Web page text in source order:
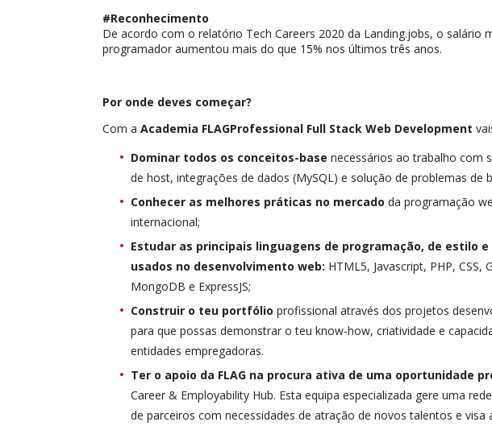
#Reconhecimento
De acordo com o relatório Tech Careers 2020 da Landing.jobs, o salário
programador aumentou mais do que 15% nos últimos três anos.
Por onde deves começar?
Com aAcademia FLAGProfessional Full Stack Web Development
Dominar todos os conceitos-base necessários ao trabalho com
de host, integrações de dados (MySQL) e solução de problemas de
Conhecer as melhores práticas no mercado da programação
internacional;
Estudar as principais linguagens de programação, de estilo
usados no desenvolvimento web: HTML5, Javascript, PHP, CSS,
MongoDB e ExpressJS;
Construir o teu portfólio profissional através dos projetos
para que possas demonstrar o teu know-how, criatividade e
entidades empregadoras.
Ter o apoio da FLAG na procura ativa de uma oportunidade
Career & Employability Hub. Esta equipa especializada gere uma
de parceiros com necessidades de atração de novos talentos e visa